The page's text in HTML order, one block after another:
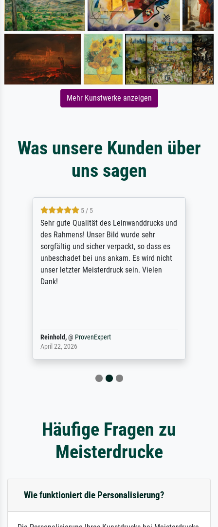
Mehr Kunstwerke anzeigen
Was unsere Kunden über
uns sagen
5 / 5
Sehr gute Qualität des Leinwanddrucks und
des Rahmens! Unser Bild wurde sehr
sorgfältig und sicher verpackt, so dass es
unbeschadet bei uns ankam. Es wird nicht
unser letzter Meisterdruck sein. Vielen
Dank!
Reinhold,@ ProvenExpert
April 22, 2026
Häufige Fragen zu
Meisterdrucke
Wie funktioniert die Personalisierung?